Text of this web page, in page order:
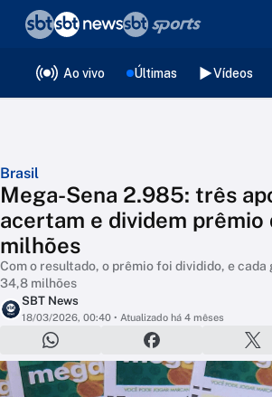
Ao vivo Últimas Vídeos
Brasil
Mega-Sena 2.985: três
acertam e dividem prêmio
milhões
Com o resultado, o prêmio foi dividido, e
34,8 milhões
SBT News
18/03/2026, 00:40 • Atualizado há 4 mêses
❮voltar
Editorias